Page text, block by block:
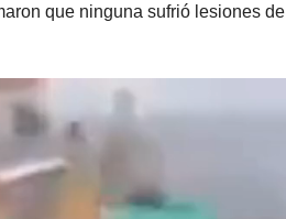
que ninguna sufrió lesiones